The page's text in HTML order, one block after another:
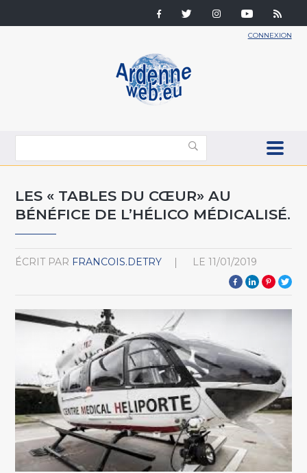
CONNEXION
LES « TABLES DU CŒUR» AU
BÉNÉFICE DE L’HÉLICO MÉDICALISÉ.
ÉCRIT PAR FRANCOIS.DETRY LE 11/01/2019